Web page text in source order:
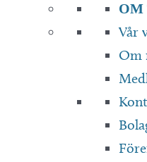
OM
Vår
Om